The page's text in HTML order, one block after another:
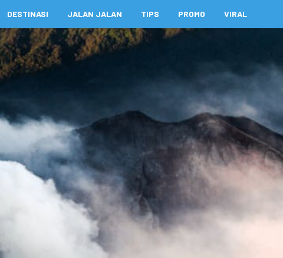
DESTINASI JALAN JALAN TIPS PROMO VIRAL